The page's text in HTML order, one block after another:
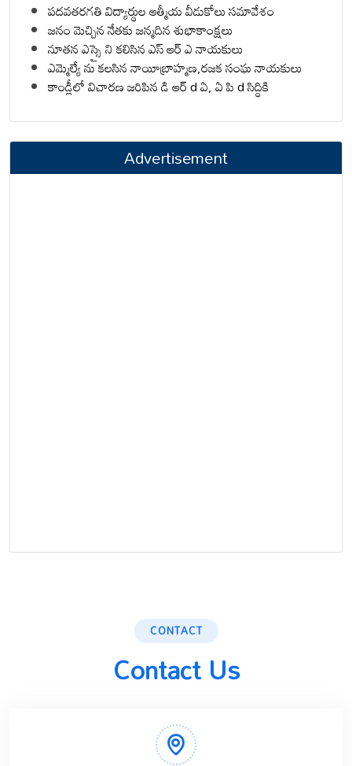
పదవతరగతి విద్యార్థుల ఆత్మీయ వీడుకోలు సమావేశం
జనం మెచ్చిన నేతకు జన్మదిన శుభాకాంక్షలు
నూతన ఎస్సై ని కలిసిన ఎస్ ఆర్ ఎ నాయకులు
ఎమ్మెల్యే ను కలసిన నాయీబ్రాహ్మణ,రజక సంఘ నాయకులు
కాండ్లీలో విచారణ జరిపిన డి ఆర్ d ఏ, ఏ పి d సిద్ధికి
Advertisement
CONTACT
Contact Us